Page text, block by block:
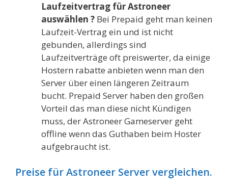
Laufzeitvertrag für Astroneer
auswählen ? Bei Prepaid geht man keinen
Laufzeit-Vertrag ein und ist nicht
gebunden, allerdings sind
Laufzeitverträge oft preiswerter, da einige
Hostern rabatte anbieten wenn man den
Server über einen längeren Zeitraum
bucht. Prepaid Server haben den großen
Vorteil das man diese nicht Kündigen
muss, der Astroneer Gameserver geht
offline wenn das Guthaben beim Hoster
aufgebraucht ist.
Preise für Astroneer Server vergleichen.